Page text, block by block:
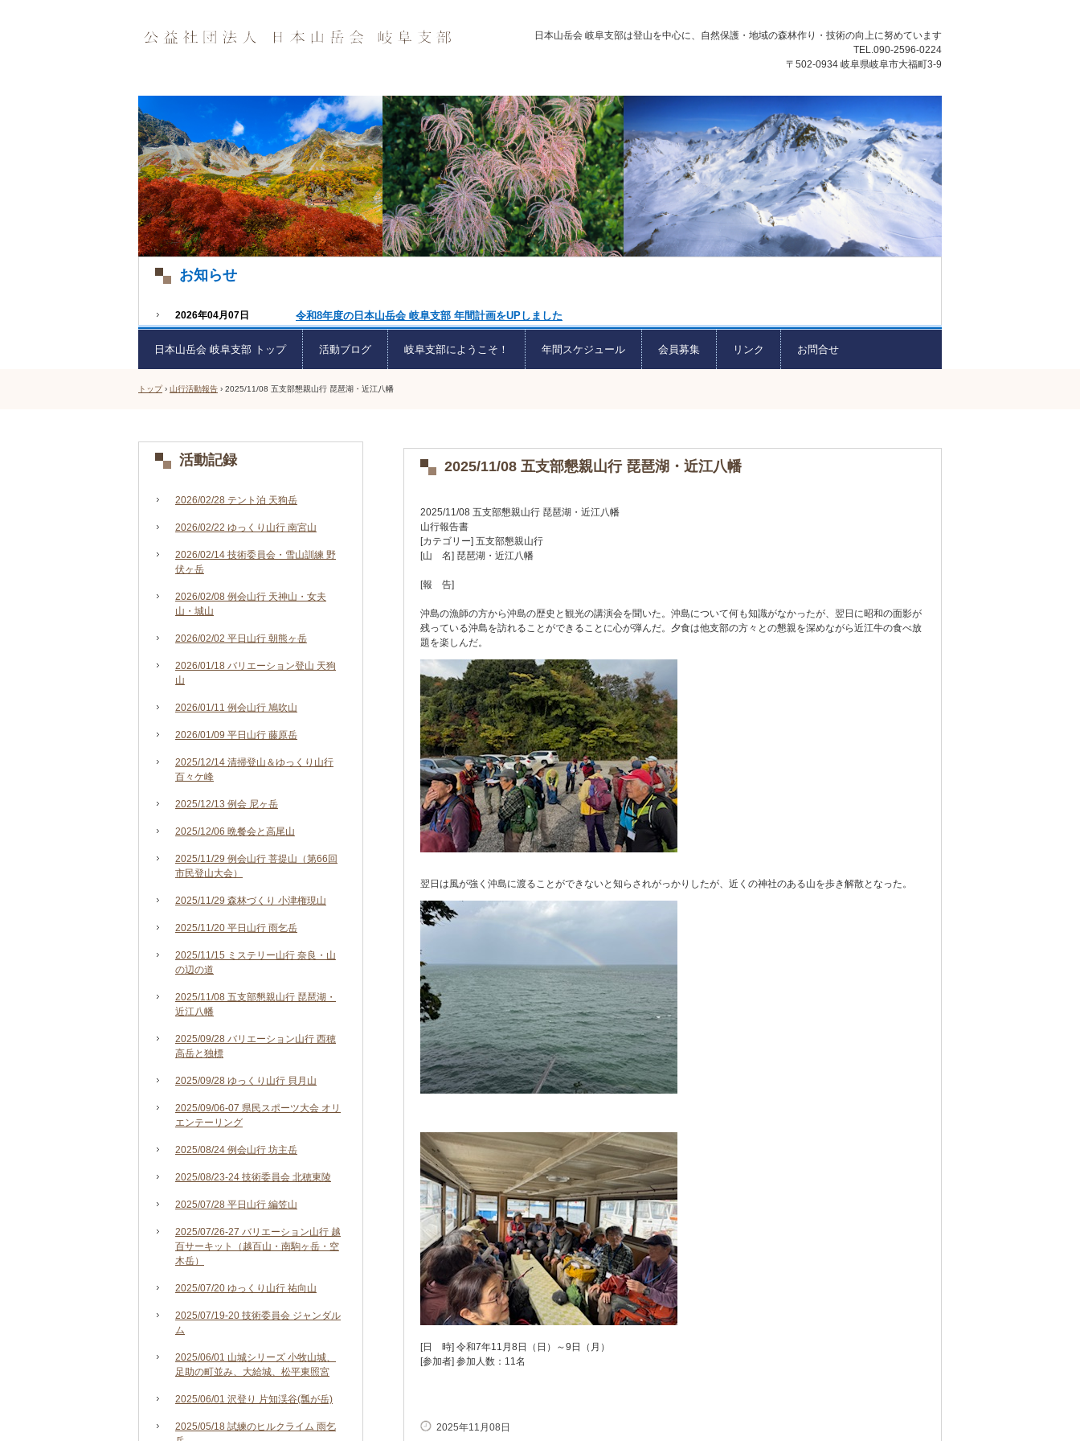
日本山岳会 岐阜支部は登山を中心に、自然保護・地域の森林作り・技術の向上に努めています
TEL.090-2596-0224
〒502-0934 岐阜県岐阜市大福町3-9
お知らせ
2026年04月07日 令和8年度の日本山岳会 岐阜支部 年間計画をUPしました
日本山岳会 岐阜支部 トップ 活動ブログ 岐阜支部にようこそ！ 年間スケジュール 会員募集 リンク お問合せ
トップ › 山行活動報告 › 2025/11/08 五支部懇親山行 琵琶湖・近江八幡
2025/11/08 五支部懇親山行 琵琶湖・近江八幡
2025/11/08 五支部懇親山行 琵琶湖・近江八幡
山行報告書
[カテゴリー] 五支部懇親山行
[山 名] 琵琶湖・近江八幡
[報 告]
沖島の漁師の方から沖島の歴史と観光の講演会を聞いた。沖島について何も知識がなかったが、翌日に昭和の面影が
残っている沖島を訪れることができることに心が弾んだ。夕食は他支部の方々との懇親を深めながら近江牛の食べ放
題を楽しんだ。
翌日は風が強く沖島に渡ることができないと知らされがっかりしたが、近くの神社のある山を歩き解散となった。
[日 時] 令和7年11月8日（日）～9日（月）
[参加者] 参加人数：11名
2025年11月08日
活動記録
2026/02/28 テント泊 天狗岳
2026/02/22 ゆっくり山行 南宮山
2026/02/14 技術委員会・雪山訓練 野
伏ヶ岳
2026/02/08 例会山行 天神山・女夫
山・城山
2026/02/02 平日山行 朝熊ヶ岳
2026/01/18 バリエーション登山 天狗
山
2026/01/11 例会山行 鳩吹山
2026/01/09 平日山行 藤原岳
2025/12/14 清掃登山＆ゆっくり山行
百々ケ峰
2025/12/13 例会 尼ヶ岳
2025/12/06 晩餐会と高尾山
2025/11/29 例会山行 菩提山（第66回
市民登山大会）
2025/11/29 森林づくり 小津権現山
2025/11/20 平日山行 雨乞岳
2025/11/15 ミステリー山行 奈良・山
の辺の道
2025/11/08 五支部懇親山行 琵琶湖・
近江八幡
2025/09/28 バリエーション山行 西穂
高岳と独標
2025/09/28 ゆっくり山行 貝月山
2025/09/06-07 県民スポーツ大会 オリ
エンテーリング
2025/08/24 例会山行 坊主岳
2025/08/23-24 技術委員会 北穂東陵
2025/07/28 平日山行 編笠山
2025/07/26-27 バリエーション山行 越
百サーキット（越百山・南駒ヶ岳・空
木岳）
2025/07/20 ゆっくり山行 祐向山
2025/07/19-20 技術委員会 ジャンダル
ム
2025/06/01 山城シリーズ 小牧山城、
足助の町並み、大給城、松平東照宮
2025/06/01 沢登り 片知渓谷(瓢が岳)
2025/05/18 試練のヒルクライム 雨乞